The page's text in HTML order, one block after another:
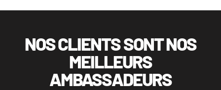
NOS CLIENTS SONT NOS
MEILLEURS
AMBASSADEURS